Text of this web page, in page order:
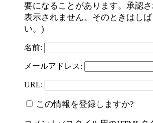
要になることがあります。承認
表示されません。そのときはし
い。)
名前:
メールアドレス:
URL:
この情報を登録しますか?